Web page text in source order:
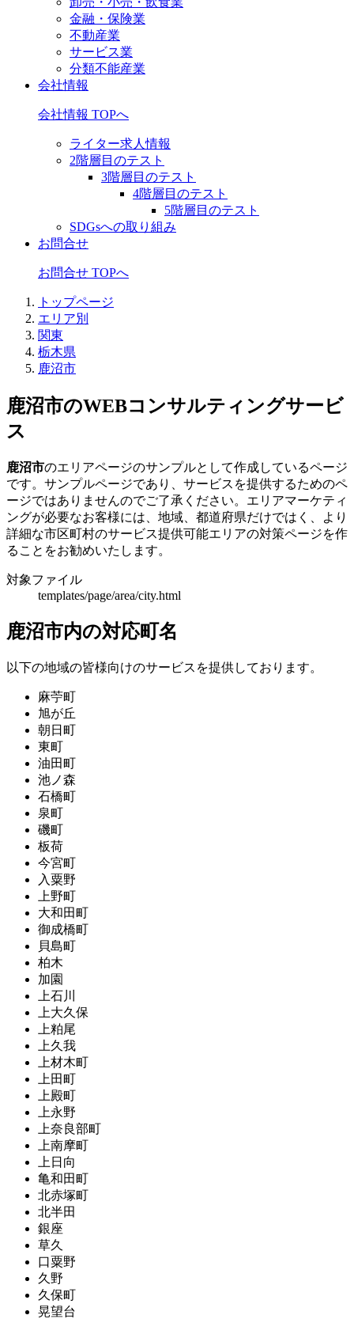
金融・保険業
不動産業
サービス業
分類不能産業
会社情報
会社情報 TOPへ
ライター求人情報
2階層目のテスト
3階層目のテスト
4階層目のテスト
5階層目のテスト
SDGsへの取り組み
お問合せ
お問合せ TOPへ
トップページ
エリア別
関東
栃木県
鹿沼市
鹿沼市のWEBコンサルティングサービ
ス
鹿沼市のエリアページのサンプルとして作成しているページ
です。サンプルページであり、サービスを提供するためのペ
ージではありませんのでご了承ください。エリアマーケティ
ングが必要なお客様には、地域、都道府県だけではく、より
詳細な市区町村のサービス提供可能エリアの対策ページを作
ることをお勧めいたします。
対象ファイル
templates/page/area/city.html
鹿沼市内の対応町名
以下の地域の皆様向けのサービスを提供しております。
麻苧町
旭が丘
朝日町
東町
油田町
池ノ森
石橋町
泉町
磯町
板荷
今宮町
入粟野
上野町
大和田町
御成橋町
貝島町
柏木
加園
上石川
上大久保
上粕尾
上久我
上材木町
上田町
上殿町
上永野
上奈良部町
上南摩町
上日向
亀和田町
北赤塚町
北半田
銀座
草久
口粟野
久野
久保町
晃望台